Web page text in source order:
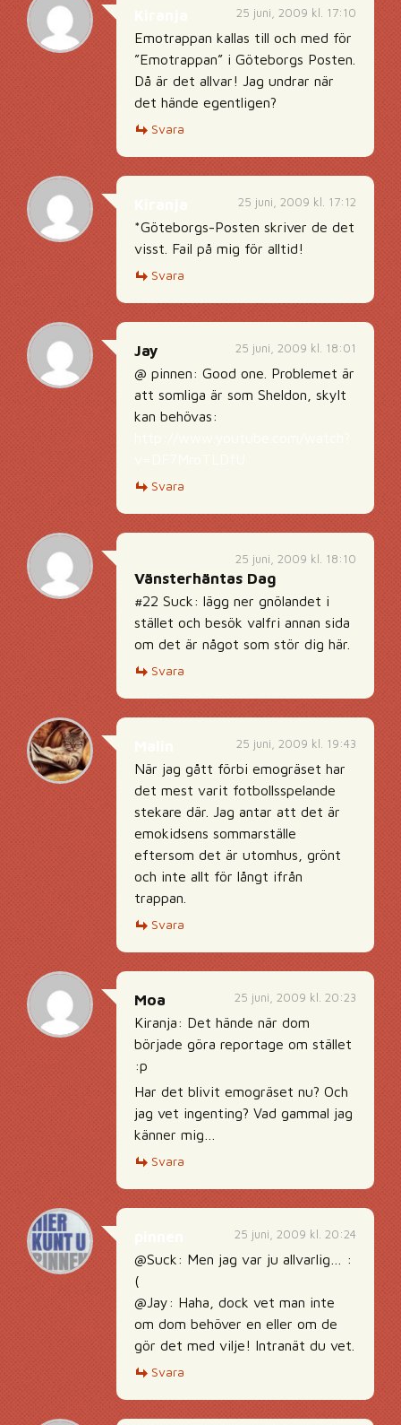
25 juni, 2009 kl. 17:10
Emotrappan kallas till och med för
”Emotrappan” i Göteborgs Posten.
Då är det allvar! Jag undrar när
det hände egentligen?
Svara
25 juni, 2009 kl. 17:12
*Göteborgs-Posten skriver de det
visst. Fail på mig för alltid!
Svara
25 juni, 2009 kl. 18:01
Jay
@ pinnen: Good one. Problemet är
att somliga är som Sheldon, skylt
kan behövas:
Svara
25 juni, 2009 kl. 18:10
Vänsterhäntas Dag
#22 Suck: lägg ner gnölandet i
stället och besök valfri annan sida
om det är något som stör dig här.
Svara
25 juni, 2009 kl. 19:43
När jag gått förbi emogräset har
det mest varit fotbollsspelande
stekare där. Jag antar att det är
emokidsens sommarställe
eftersom det är utomhus, grönt
och inte allt för långt ifrån
trappan.
Svara
25 juni, 2009 kl. 20:23
Moa
Kiranja: Det hände när dom
började göra reportage om stället
:p
Har det blivit emogräset nu? Och
jag vet ingenting? Vad gammal jag
känner mig…
Svara
25 juni, 2009 kl. 20:24
@Suck: Men jag var ju allvarlig… :
(
@Jay: Haha, dock vet man inte
om dom behöver en eller om de
gör det med vilje! Intranät du vet.
Svara